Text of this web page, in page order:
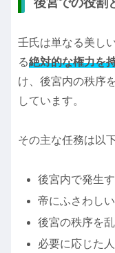
後宮での役割
壬氏は単なる美し
る絶対的な権力を
け、後宮内の秩序
しています。
その主な任務は以
後宮内で発生
帝にふさわし
後宮の秩序を
必要に応じた